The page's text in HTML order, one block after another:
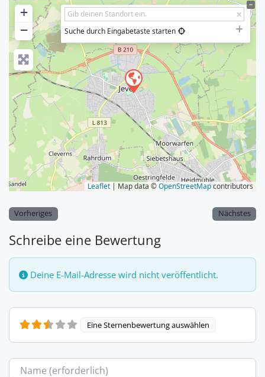
+
−
Suche durch Eingabetaste starten
Leaflet | Map data ©OpenStreetMapcontributors
Vorheriges Nächstes
Schreibe eine Bewertung
Deine E-Mail-Adresse wird nicht veröffentlicht.
Eine Sternenbewertung auswählen
Name